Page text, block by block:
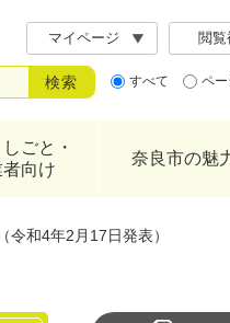
マイページ 閲覧
すべて ペー
ごと・
向け
奈良市の魅
和4年2月17日発表）